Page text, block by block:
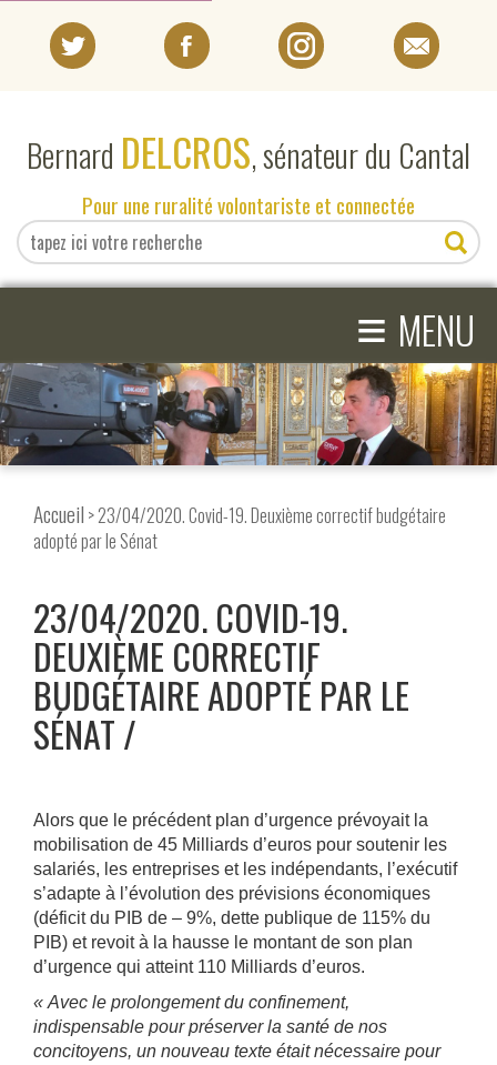
Bernard DELCROS, sénateur du Cantal
Pour une ruralité volontariste et connectée
≡ MENU
EN DIRECT DU SÉNAT
EN DIRECT DU CANTAL
COMPRENDRE LE SÉNAT
Accueil > 23/04/2020. Covid-19. Deuxième correctif budgétaire
adopté par le Sénat
23/04/2020. COVID-19.
DEUXIÈME CORRECTIF
BUDGÉTAIRE ADOPTÉ PAR LE
SÉNAT
Alors que le précédent plan d’urgence prévoyait la
mobilisation de 45 Milliards d’euros pour soutenir les
salariés, les entreprises et les indépendants, l’exécutif
s’adapte à l’évolution des prévisions économiques
(déficit du PIB de – 9%, dette publique de 115% du
PIB) et revoit à la hausse le montant de son plan
d’urgence qui atteint 110 Milliards d’euros.
« Avec le prolongement du confinement,
indispensable pour préserver la santé de nos
concitoyens, un nouveau texte était nécessaire pour